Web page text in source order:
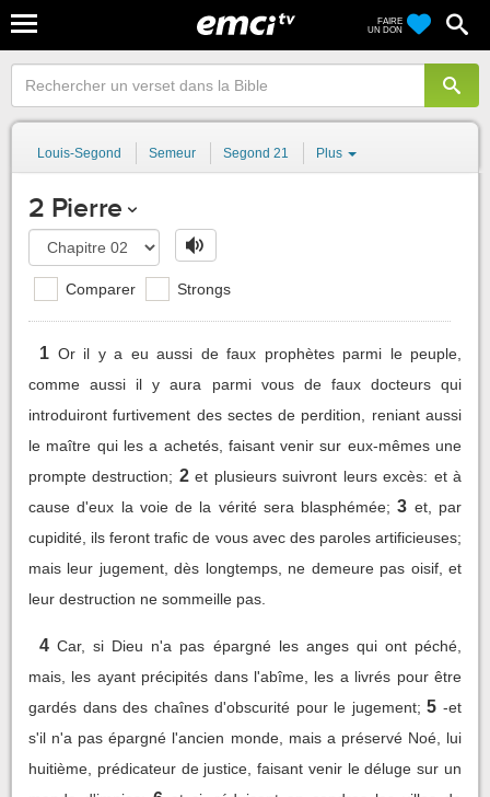
FAIRE
UN DON
Louis-Segond Semeur Segond 21 Plus
2 Pierre
Comparer Strongs
1 Or il y a eu aussi de faux prophètes parmi le peuple,
comme aussi il y aura parmi vous de faux docteurs qui
introduiront furtivement des sectes de perdition, reniant aussi
le maître qui les a achetés, faisant venir sur eux-mêmes une
prompte destruction; 2 et plusieurs suivront leurs excès: et à
cause d'eux la voie de la vérité sera blasphémée; 3 et, par
cupidité, ils feront trafic de vous avec des paroles artificieuses;
mais leur jugement, dès longtemps, ne demeure pas oisif, et
leur destruction ne sommeille pas.
4 Car, si Dieu n'a pas épargné les anges qui ont péché,
mais, les ayant précipités dans l'abîme, les a livrés pour être
gardés dans des chaînes d'obscurité pour le jugement; 5 -et
s'il n'a pas épargné l'ancien monde, mais a préservé Noé, lui
huitième, prédicateur de justice, faisant venir le déluge sur un